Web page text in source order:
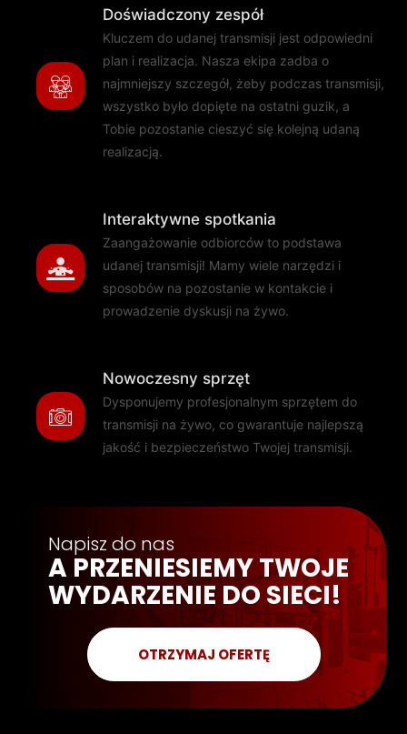
Doświadczony zespół
Kluczem do udanej transmisji jest odpowiedni
plan i realizacja. Nasza ekipa zadba o
najmniejszy szczegół, żeby podczas transmisji,
wszystko było dopięte na ostatni guzik, a
Tobie pozostanie cieszyć się kolejną udaną
realizacją.
Interaktywne spotkania
Zaangażowanie odbiorców to podstawa
udanej transmisji! Mamy wiele narzędzi i
sposobów na pozostanie w kontakcie i
prowadzenie dyskusji na żywo.
Nowoczesny sprzęt
Dysponujemy profesjonalnym sprzętem do
transmisji na żywo, co gwarantuje najlepszą
jakość i bezpieczeństwo Twojej transmisji.
Napisz do nas
A PRZENIESIEMY TWOJE
WYDARZENIE DO SIECI!
OTRZYMAJ OFERTĘ